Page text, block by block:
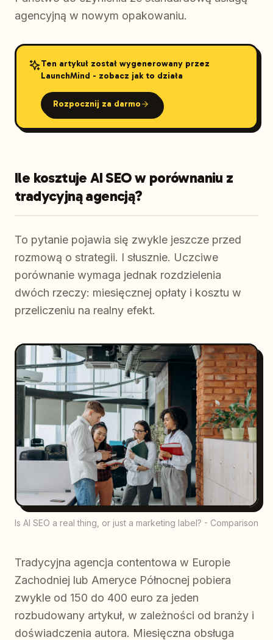
agencyjną w nowym opakowaniu.
Ten artykuł został wygenerowany przez
LaunchMind - zobacz jak to działa
Rozpocznij za darmo
Ile kosztuje AI SEO w porównaniu z
tradycyjną agencją?
To pytanie pojawia się zwykle jeszcze przed
rozmową o strategii. I słusznie. Uczciwe
porównanie wymaga jednak rozdzielenia
dwóch rzeczy: miesięcznej opłaty i kosztu w
przeliczeniu na realny efekt.
Is AI SEO a real thing, or just a marketing label? - Comparison
Tradycyjna agencja contentowa w Europie
Zachodniej lub Ameryce Północnej pobiera
zwykle od 150 do 400 euro za jeden
rozbudowany artykuł, w zależności od branży i
doświadczenia autora. Miesięczna obsługa